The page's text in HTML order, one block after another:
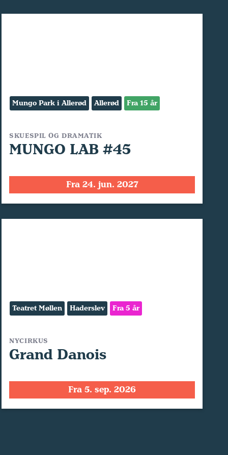
Mungo Park i Allerød Allerød Fra 15 år
SKUESPIL OG DRAMATIK
MUNGO LAB #45
Fra 24. jun. 2027
Teatret Møllen Haderslev Fra 5 år
NYCIRKUS
Grand Danois
Fra 5. sep. 2026